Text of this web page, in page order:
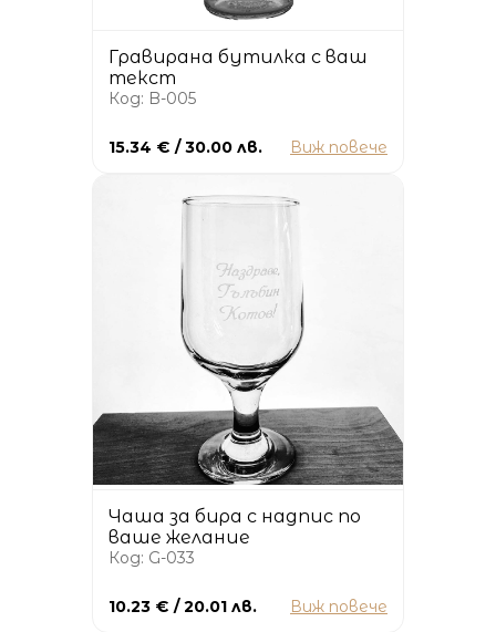
Гравирана бутилка с ваш
текст
Код: B-005
15.34 € / 30.00 лв. Виж повече
Чаша за бира с надпис по
ваше желание
Код: G-033
10.23 € / 20.01 лв. Виж повече